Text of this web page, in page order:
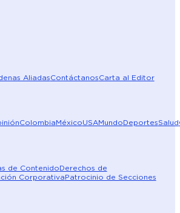
AliadasContáctanosCarta al Editor
ColombiaMéxicoUSAMundoDeportesSalud
de ContenidoDerechos de
CorporativaPatrocinio de Secciones